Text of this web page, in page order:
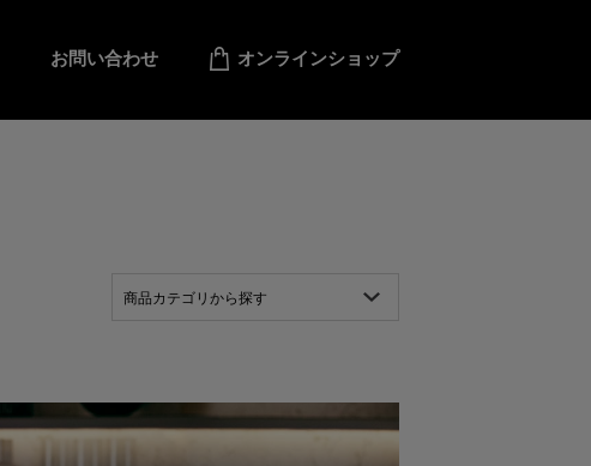
お問い合わせ オンラインショップ
商品カテゴリから探す